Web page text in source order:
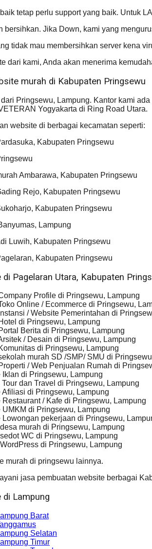
tetap perlu support yang baik. Untuk
bersihkan. Jika Down, kami yang
tidak mau membersihkan server kena
dari kami, Anda akan menerima
murah di Kabupaten Pringsewu
Pringsewu, Lampung. Kantor kami
Yogyakarta di Ring Road Utara.
website di berbagai kecamatan seperti:
Kabupaten Pringsewu
Ambarawa, Kabupaten Pringsewu
Rejo, Kabupaten Pringsewu
Kabupaten Pringsewu
Lampung
Luwih, Kabupaten Pringsewu
Kabupaten Pringsewu
Pagelaran Utara, Kabupaten
Profile di Pringsewu, Lampung
Online / Ecommerce di Pringsewu,
/ Website Pemerintahan di
di Pringsewu, Lampung
Berita di Pringsewu, Lampung
/ Desain di Pringsewu, Lampung
di Pringsewu, Lampung
murah SD /SMP/ SMU di
/ Web Penjualan Rumah di
di Pringsewu, Lampung
dan Travel di Pringsewu, Lampung
di Pringsewu, Lampung
/ Kafe di Pringsewu, Lampung
di Pringsewu, Lampung
pekerjaan di Pringsewu,
murah di Pringsewu, Lampung
WC di Pringsewu, Lampung
di Pringsewu, Lampung
murah di pringsewu lainnya.
jasa pembuatan website berbagai
Lampung
Barat
Selatan
Timur